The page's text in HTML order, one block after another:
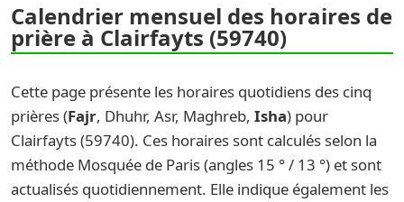
Calendrier mensuel des horaires de
prière à Clairfayts (59740)
Cette page présente les horaires quotidiens des cinq
prières (Fajr, Dhuhr, Asr, Maghreb, Isha) pour
Clairfayts (59740). Ces horaires sont calculés selon la
méthode Mosquée de Paris (angles 15 ° / 13 °) et sont
actualisés quotidiennement. Elle indique également les